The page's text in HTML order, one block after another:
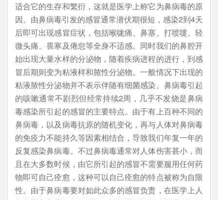
适合它的生存和繁衍，这就是医学上称它为鼻病毒的原
因。由鼻病毒引发的感冒通常潜伏期很短，感染2到4天
后即可出现感冒症状，包括喉咙痛、鼻塞、打喷嚏、轻
微头痛、畏寒及倦怠等全身不适感。同时我们的鼻腔开
始出现大量水样的分泌物，随着疾病进程的进行，到感
冒后期则变为粘液样和脓性分泌物。一般情况下出现的
粘液脓性分泌物并不表示伴随有细菌感染。鼻病毒引起
的咳嗽通常不剧烈但经常持续2周，几乎不发烧是鼻病
毒感染所引起的感冒的主要特点。由于有上百种不同的
鼻病毒，以及病毒抗原的随机变化，再与人体对鼻病毒
的免疫力不能持久等因素相结合，导致我们年复一年的
反复感染鼻病毒。不过鼻病毒通常对人体伤害甚小，而
且在大多数时候，由它所引起的感冒不需要服用任何药
物即可自己痊愈，这种可以自己痊愈的特点被称为自限
性。由于鼻病毒要对如此众多的感冒负责，在医学上人